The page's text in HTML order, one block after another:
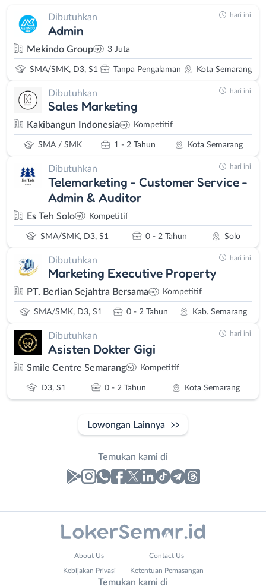
Dibutuhkan
Admin
Mekindo Group 3 Juta
SMA/SMK, D3, S1 Tanpa Pengalaman Kota Semarang
hari ini
Dibutuhkan
Sales Marketing
Kakibangun Indonesia Kompetitif
SMA / SMK 1 - 2 Tahun Kota Semarang
hari ini
Dibutuhkan
Telemarketing - Customer Service -
Admin & Auditor
Es Teh Solo Kompetitif
SMA/SMK, D3, S1 0 - 2 Tahun Solo
hari ini
Dibutuhkan
Marketing Executive Property
PT. Berlian Sejahtra Bersama Kompetitif
SMA/SMK, D3, S1 0 - 2 Tahun Kab. Semarang
hari ini
Dibutuhkan
Asisten Dokter Gigi
Smile Centre Semarang Kompetitif
D3, S1 0 - 2 Tahun Kota Semarang
hari ini
Lowongan Lainnya
Temukan kami di
About Us Contact Us
Kebijakan Privasi Ketentuan Pemasangan
Temukan kami di